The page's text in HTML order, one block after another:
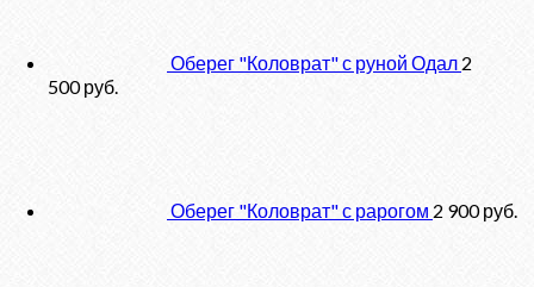
Оберег "Коловрат" с руной Одал 2
500руб.
Оберег "Коловрат" с рарогом 2 900руб.